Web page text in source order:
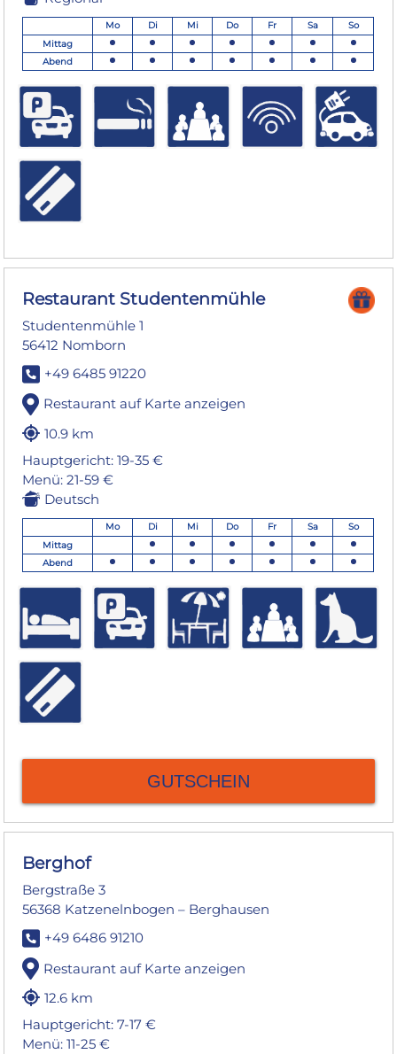
Mo Di Mi Do Fr Sa
So
Mittag
Abend
Restaurant Studentenmühle
Studentenmühle 1
56412 Nomborn
+49 6485 91220
Restaurant auf Karte anzeigen
10.9 km
Hauptgericht: 19-35 €
Menü: 21-59 €
Deutsch
Mo Di Mi Do Fr Sa
So
Mittag
Abend
GUTSCHEIN
Berghof
Bergstraße 3
56368 Katzenelnbogen – Berghausen
+49 6486 91210
Restaurant auf Karte anzeigen
12.6 km
Hauptgericht: 7-17 €
Menü: 11-25 €